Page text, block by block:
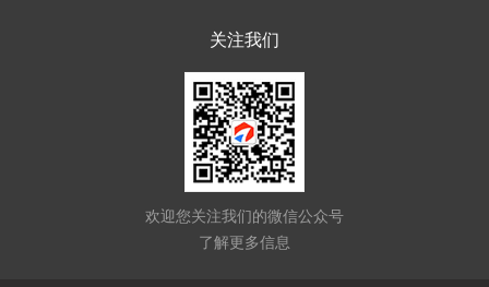
关注我们
欢迎您关注我们的微信公众号
了解更多信息